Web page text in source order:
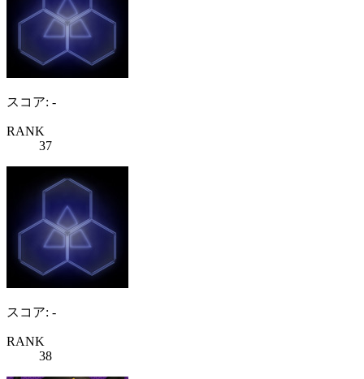
スコア: -
RANK
37
スコア: -
RANK
38